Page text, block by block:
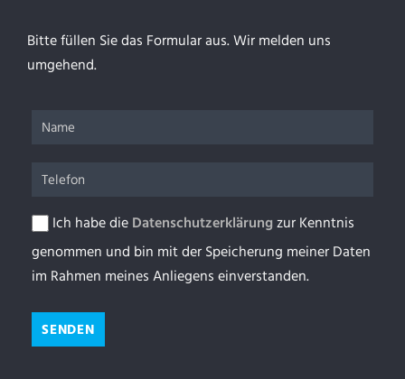
Bitte füllen Sie das Formular aus. Wir melden uns
umgehend.
Ich habe dieDatenschutzerklärungzur Kenntnis
genommen und bin mit der Speicherung meiner Daten
im Rahmen meines Anliegens einverstanden.